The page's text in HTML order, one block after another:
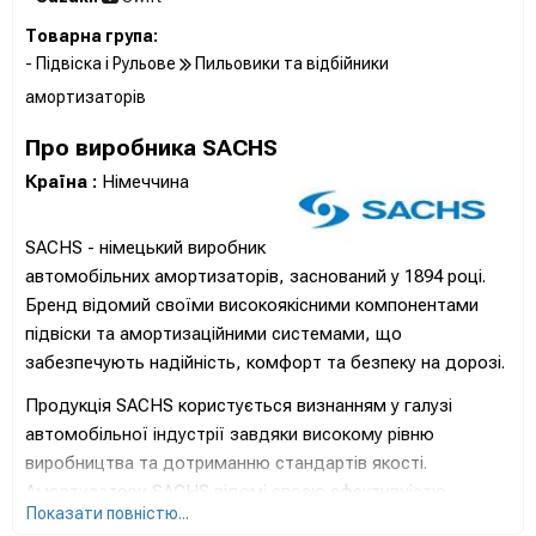
Товарна група:
- Підвіска і Рульове
Пильовики та відбійники
амортизаторів
Про виробника SACHS
Країна : Німеччина
SACHS - німецький виробник
автомобільних амортизаторів, заснований у 1894 році.
Бренд відомий своїми високоякісними компонентами
підвіски та амортизаційними системами, що
забезпечують надійність, комфорт та безпеку на дорозі.
Продукція SACHS користується визнанням у галузі
автомобільної індустрії завдяки високому рівню
виробництва та дотриманню стандартів якості.
Амортизатори SACHS відомі своєю ефективністю,
стійкістю до навантажень та оптимальною роботою в
Показати повністю...